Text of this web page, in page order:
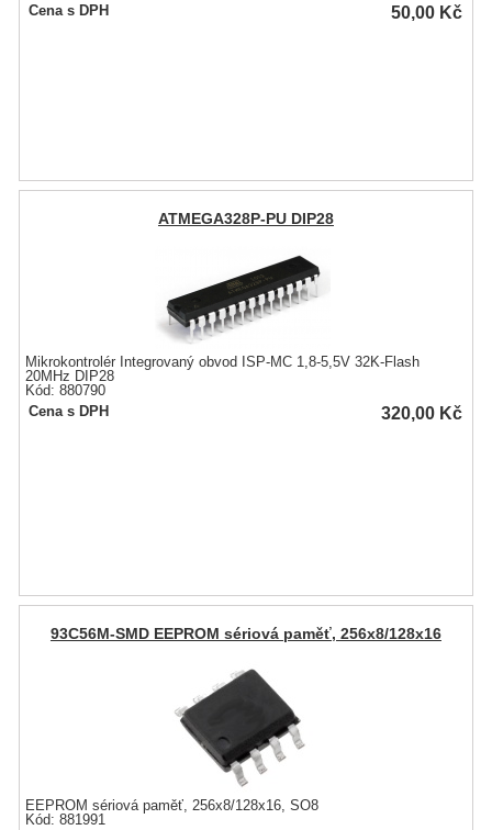
Cena s DPH
50,00 Kč
ATMEGA328P-PU DIP28
Mikrokontrolér Integrovaný obvod ISP-MC 1,8-5,5V 32K-Flash
20MHz DIP28
Kód: 880790
Cena s DPH
320,00 Kč
93C56M-SMD EEPROM sériová paměť, 256x8/128x16
EEPROM sériová paměť, 256x8/128x16, SO8
Kód: 881991